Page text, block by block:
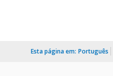
Esta página em: Português